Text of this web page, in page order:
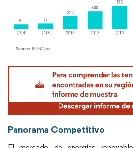
Imagen © Mordor Intelligence. El uso requiere
Panorama Competitivo